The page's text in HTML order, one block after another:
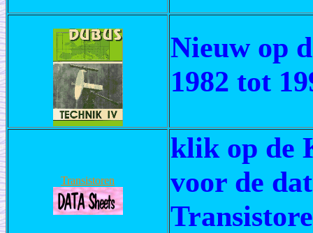
Nieuw op
1982 tot
Transistoren
klik op de
voor de